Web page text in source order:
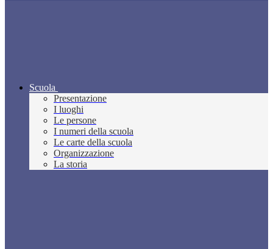
Scuola
Presentazione
I luoghi
Le persone
I numeri della scuola
Le carte della scuola
Organizzazione
La storia